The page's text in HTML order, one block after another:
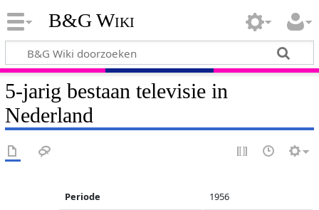
B&G Wiki
5-jarig bestaan televisie in
Nederland
Periode 1956